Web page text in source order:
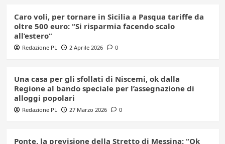
Caro voli, per tornare in Sicilia a Pasqua tariffe da
oltre 500 euro: “Si risparmia facendo scalo
all’estero”
Redazione PL 2 Aprile 2026 0
Una casa per gli sfollati di Niscemi, ok dalla
Regione al bando speciale per l’assegnazione di
alloggi popolari
Redazione PL 27 Marzo 2026 0
Ponte, la previsione della Stretto di Messina: “Ok